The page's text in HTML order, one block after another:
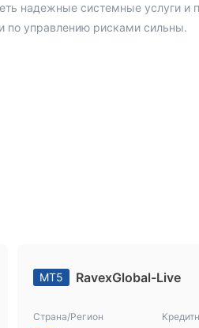
надежные системные услуги
по управлению рисками сильны.
MT5 RavexGlobal-Live
Страна/Регион